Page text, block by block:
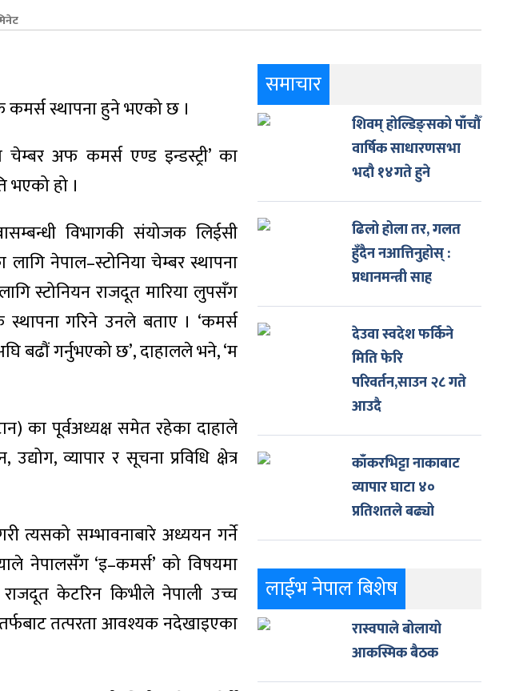
कमर्स स्थापना हुने भएको छ ।
चेम्बर अफ कमर्स एण्ड इन्डस्ट्री’ का
भएको हो ।
विभागकी संयोजक लिईसी
नेपाल–स्टोनिया चेम्बर स्थापना
स्टोनियन राजदूत मारिया लुपसँग
गरिने उनले बताए । ‘कमर्स
बढौं गर्नुभएको छ’, दाहालले भने, ‘म
का पूर्वअध्यक्ष समेत रहेका दाहाले
व्यापार र सूचना प्रविधि क्षेत्र
त्यसको सम्भावनाबारे अध्ययन गर्ने
नेपालसँग ‘इ–कमर्स’ को विषयमा
केटरिन किभीले नेपाली उच्च
तत्परता आवश्यक नदेखाइएका
समाचार
शिवम् होल्डिङ्सको पाँचौँ
वार्षिक साधारणसभा
भदौ १४गते हुने
ढिलो होला तर, गलत
हुँदैन नआत्तिनुहोस् :
प्रधानमन्त्री साह
देउवा स्वदेश फर्किने
मिति फेरि
परिवर्तन,साउन २८ गते
आउदै
काँकरभिट्टा नाकाबाट
व्यापार घाटा ४०
प्रतिशतले बढ्यो
लाईभ नेपाल बिशेष
रास्वपाले बोलायो
आकस्मिक बैठक